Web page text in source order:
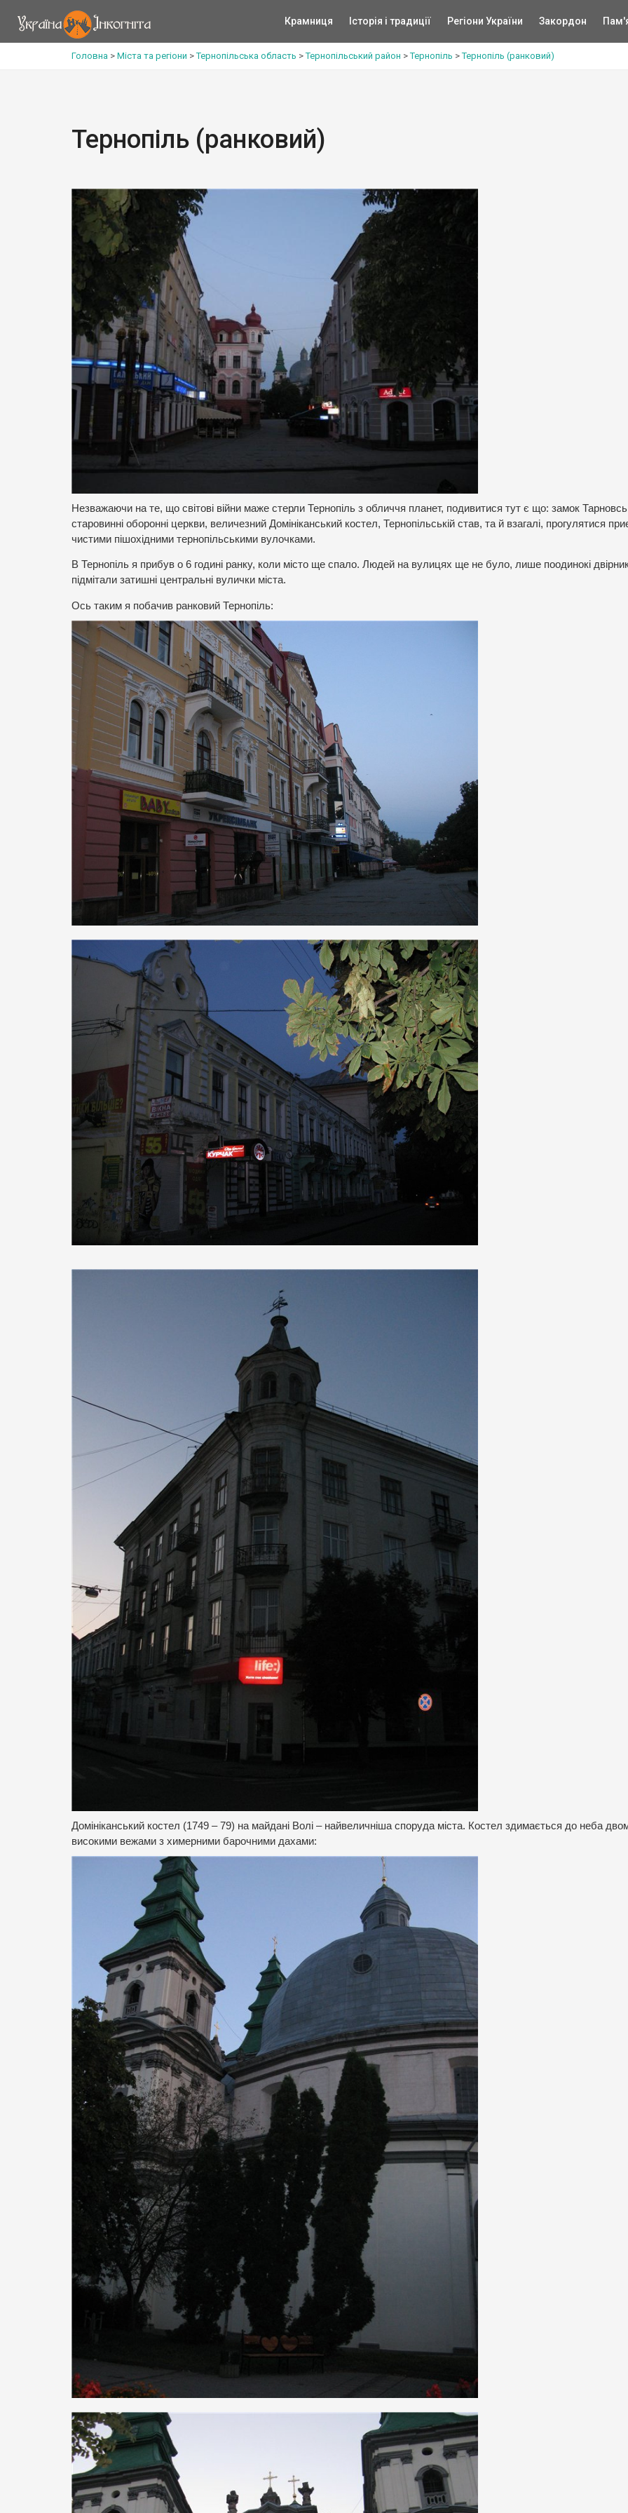
Крамниця Історія і традиції Регіони України Закордон
Головна > Міста та регіони >Тернопільська область >Тернопільський район >Тернопіль >Тернопіль (ранковий)
Тернопіль (ранковий)
Незважаючи на те, що світові війни маже стерли Тернопіль з обличчя планет, подивитися тут є що: замок
старовинні оборонні церкви, величезний Домініканський костел, Тернопільській став, та й взагалі, прогулятися
чистими пішохідними тернопільськими вулочками.
В Тернопіль я прибув о 6 годині ранку, коли місто ще спало. Людей на вулицях ще не було, лише поодинокі
підмітали затишні центральні вулички міста.
Ось таким я побачив ранковий Тернопіль:
Домініканський костел (1749 – 79) на майдані Волі – найвеличніша споруда міста. Костел здимається до неба
високими вежами з химерними барочними дахами: